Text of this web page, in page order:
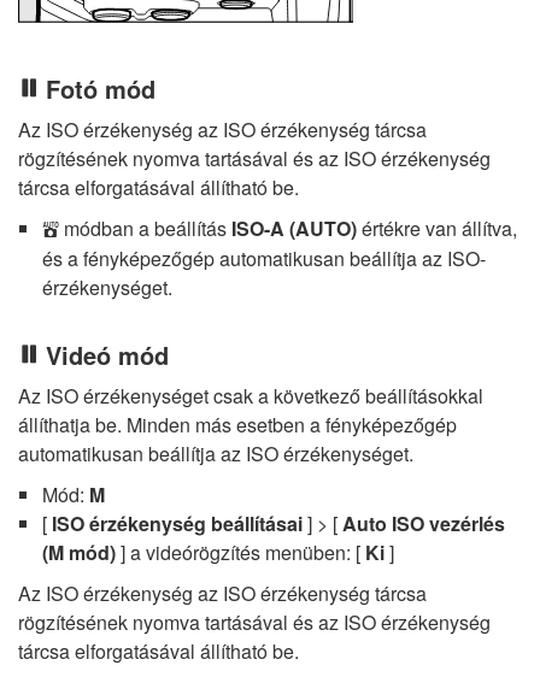
Fotó mód
Az ISO érzékenység az ISO érzékenység tárcsa
rögzítésének nyomva tartásával és az ISO érzékenység
tárcsa elforgatásával állítható be.
b módban a beállítás ISO-A (AUTO)értékre van állítva,
és a fényképezőgép automatikusan beállítja az ISO-
érzékenységet.
Videó mód
Az ISO érzékenységet csak a következő beállításokkal
állíthatja be. Minden más esetben a fényképezőgép
automatikusan beállítja az ISO érzékenységet.
Mód: M
[ ISO érzékenység beállításai] > [Auto ISO vezérlés
(M mód)] a videórögzítés menüben: [ Ki]
Az ISO érzékenység az ISO érzékenység tárcsa
rögzítésének nyomva tartásával és az ISO érzékenység
tárcsa elforgatásával állítható be.